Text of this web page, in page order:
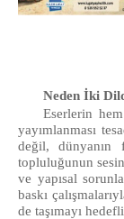
Neden İki
Eserlerin
yayımlanması
değil, dünyanın
topluluğunun
ve yapısal
baskı
de taşımayı